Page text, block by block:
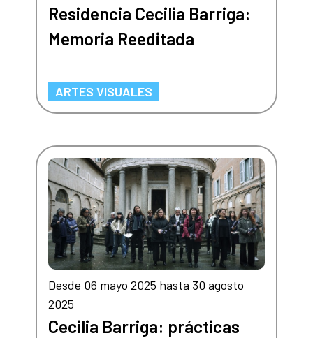
Residencia Cecilia Barriga:
Memoria Reeditada
ARTES VISUALES
Desde 06 mayo 2025 hasta 30 agosto
2025
Cecilia Barriga: prácticas